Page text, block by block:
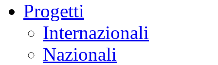
Progetti
Internazionali
Nazionali